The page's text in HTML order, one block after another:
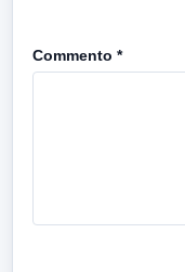
Commento *